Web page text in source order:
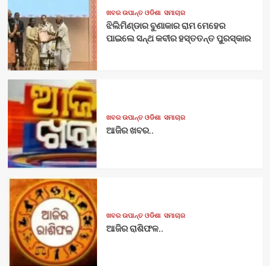
ଖବର ଉପାନ୍ତ ଓଡିଶା ସମାଚାର
ଝିଲିମିଣ୍ଡାର ବୁଣାକାର ରାମ ମେହେର
ପାଇଲେ ସନ୍ଥ କବୀର ହସ୍ତତନ୍ତ ପୁରସ୍କାର
ଖବର ଉପାନ୍ତ ଓଡିଶା ସମାଚାର
ଆଜିର ଖବର..
ଖବର ଉପାନ୍ତ ଓଡିଶା ସମାଚାର
ଆଜିର ରାଶିଫଳ..